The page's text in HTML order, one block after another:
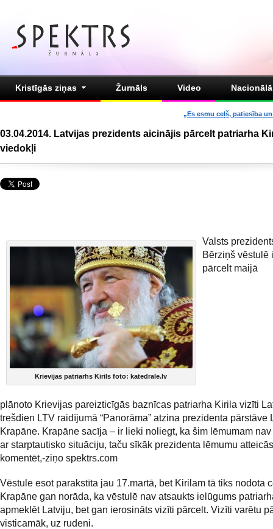
Kristīgās ziņas Žurnāls Video
„Es esmu ceļš, patiesība
03.04.2014. Latvijas prezidents aicinājis pārcelt patriarha
viedokļi
Krievijas patriarhs Kirils foto: katedrale.lv
Valsts
Bērziņš vēstulē
pārcelt maijā
plānoto Krievijas pareizticīgās baznīcas patriarha Kirila vizīti
trešdien LTV raidījumā “Panorāma” atzina prezidenta pārstāve
Krapāne. Krapāne sacīja – ir lieki noliegt, ka šim lēmumam
ar starptautisko situāciju, taču sīkāk prezidenta lēmumu atteicās
komentēt,-ziņo spektrs.com
Vēstule esot parakstīta jau 17.martā, bet Kirilam tā tiks nodota
Krapāne gan norāda, ka vēstulē nav atsaukts ielūgums
apmeklēt Latviju, bet gan ierosināts vizīti pārcelt. Vizīti varētu
visticamāk, uz rudeni.